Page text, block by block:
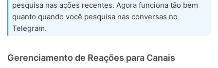
pesquisa nas ações recentes. Agora funciona tão bem
quanto quando você pesquisa nas conversas no
Telegram.
Gerenciamento de Reações para Canais